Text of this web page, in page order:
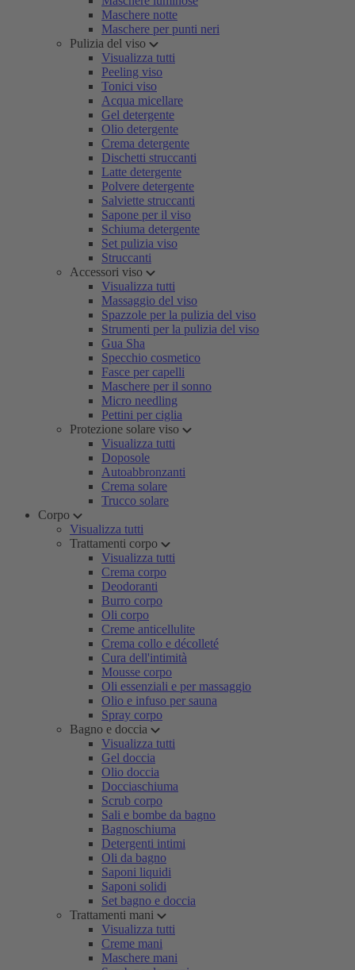
Maschere notte
Maschere per punti neri
Pulizia del viso
Visualizza tutti
Peeling viso
Tonici viso
Acqua micellare
Gel detergente
Olio detergente
Crema detergente
Dischetti struccanti
Latte detergente
Polvere detergente
Salviette struccanti
Sapone per il viso
Schiuma detergente
Set pulizia viso
Struccanti
Accessori viso
Visualizza tutti
Massaggio del viso
Spazzole per la pulizia del viso
Strumenti per la pulizia del viso
Gua Sha
Specchio cosmetico
Fasce per capelli
Maschere per il sonno
Micro needling
Pettini per ciglia
Protezione solare viso
Visualizza tutti
Doposole
Autoabbronzanti
Crema solare
Trucco solare
Corpo
Visualizza tutti
Trattamenti corpo
Visualizza tutti
Crema corpo
Deodoranti
Burro corpo
Oli corpo
Creme anticellulite
Crema collo e décolleté
Cura dell'intimità
Mousse corpo
Oli essenziali e per massaggio
Olio e infuso per sauna
Spray corpo
Bagno e doccia
Visualizza tutti
Gel doccia
Olio doccia
Docciaschiuma
Scrub corpo
Sali e bombe da bagno
Bagnoschiuma
Detergenti intimi
Oli da bagno
Saponi liquidi
Saponi solidi
Set bagno e doccia
Trattamenti mani
Visualizza tutti
Creme mani
Maschere mani